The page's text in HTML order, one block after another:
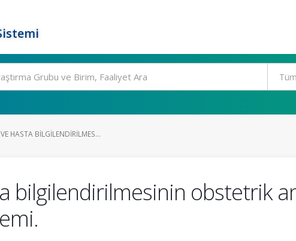
HASTA BILGILENDIRILMES...
bilgilendirilmesinin obstetrik